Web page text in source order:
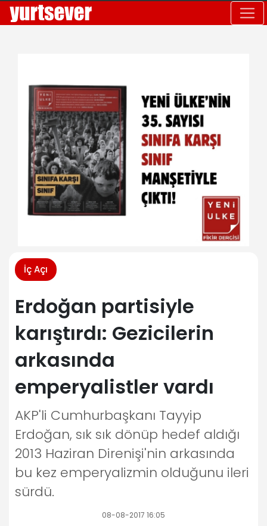
İç Açı
Erdoğan partisiyle
karıştırdı: Gezicilerin
arkasında
emperyalistler vardı
AKP'li Cumhurbaşkanı Tayyip
Erdoğan, sık sık dönüp hedef aldığı
2013 Haziran Direnişi'nin arkasında
bu kez emperyalizmin olduğunu ileri
sürdü.
08-08-2017 16:05